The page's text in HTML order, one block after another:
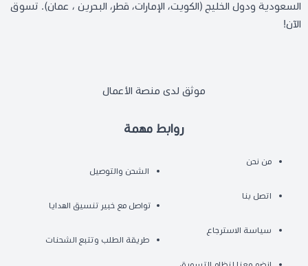
روابط مهمة
من نحن
اتصل بنا
سياسة الاسترجاع
الشحن والتوصيل
تواصل مع خبير تنسيق الهدايا
طريقة الطلب وتتبع الشحنات
السعودية ودول الخليج (الكويت، الإمارات، قطر، البحرين ، عمان). تسوق
الآن!
موثق لدى منصة الأعمال